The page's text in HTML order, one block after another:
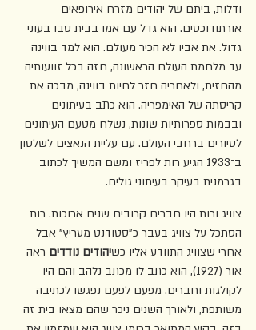
ודלות, ביתם של יהודים מזרח אירופאים
אורתודוכסים. הוא גדל עם אמו בבית סבו בעוני
גדול. את אביו לא הכיר מעולם. הוא למד בווינה
עד מלחמת העולם הראשונה, חזה בכל זוועותיה
מהחזית, ולאחריה חזר לחיות בווינה, מבכה את
קריסתה של האימפריה. הוא כתב בעיתונים
ובבמות ספרותיות שונות, נשלח מטעם העיתונים
לסיורים ברחבי העולם. עם עליית הנאצים לשלטון
ב־1933 הגיע רות לפריז ומשם המשיך לכתוב
בגרמנית בעיקר בעיתוני גולים.
צוויג ורות היו חברים קרובים שנים ארוכות. רות
הסתכל על צוויג בעבר כ"סטודנט מעריץ" אבל
אחרי שצוויג התוודע אליו כשיהודים נודדים ראה
אור (1927), הוא כתב לו מכתב נלהב והם היו
לקולגות וחברים. מפעם לפעם נפגשו לכתיבה
משותפת, ולאורך השנים ניכר שהם מצאו בית זה